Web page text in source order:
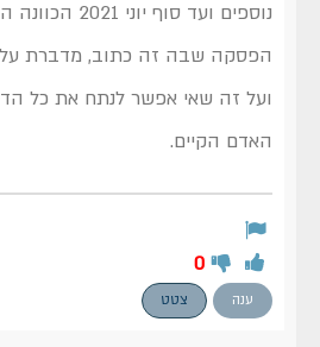
הפסקה שבה זה כתוב, מדברת על
ועל זה שאי אפשר לנתח את כל
האדם הקיים.
0
ענה צטט